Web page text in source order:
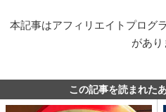
本記事はアフィリエイトプログ
があり
この記事を読まれた